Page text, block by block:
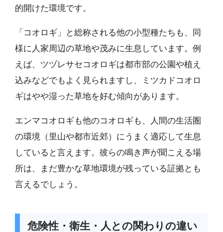
的開けた環境です。
「コオロギ」と総称される他の小型種たちも、同
様に人家周辺の草地や茂みに生息しています。例
えば、ツヅレサセコオロギは都市部の公園や植え
込みなどでもよく見られますし、ミツカドコオロ
ギはやや湿った草地を好む傾向があります。
エンマコオロギも他のコオロギも、人間の生活圏
の環境（里山や都市近郊）にうまく適応して生息
していると言えます。彼らの鳴き声が聞こえる場
所は、まだ豊かな草地環境が残っている証拠とも
言えるでしょう。
危険性・衛生・人との関わりの違い